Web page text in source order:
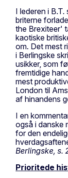
I lederen i
briterne
the Brexiteer'
kaotiske
om. Det mest
i Berlingske
usikker, som
fremtidige
mest
London til
af hinandens
I en
også i danske
for den
Berlingske, s.
Prioritede